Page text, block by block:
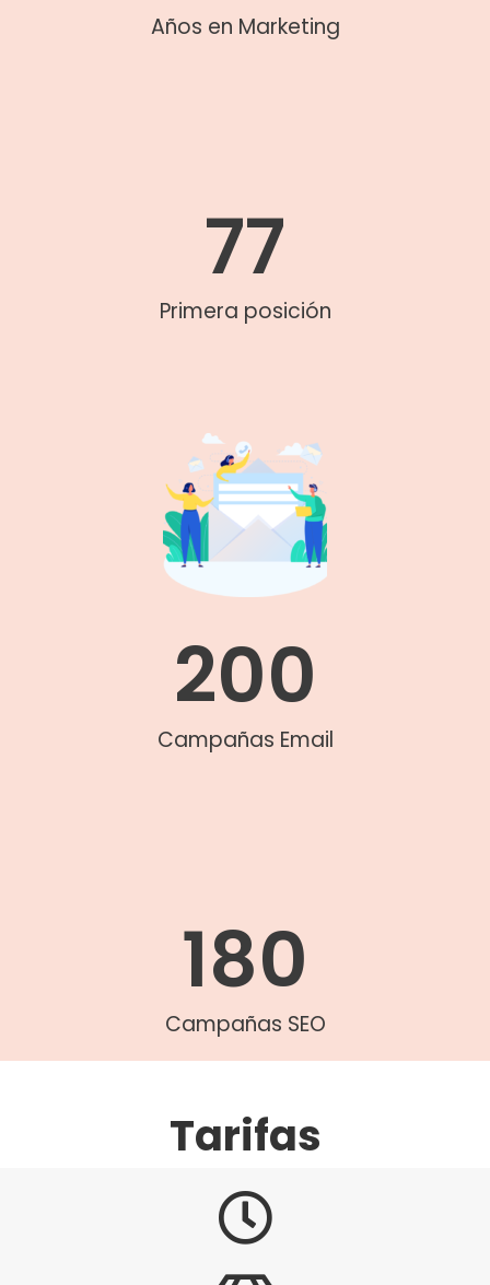
Años en Marketing
Primera posición
77
Campañas Email
200
Campañas SEO
180
Tarifas